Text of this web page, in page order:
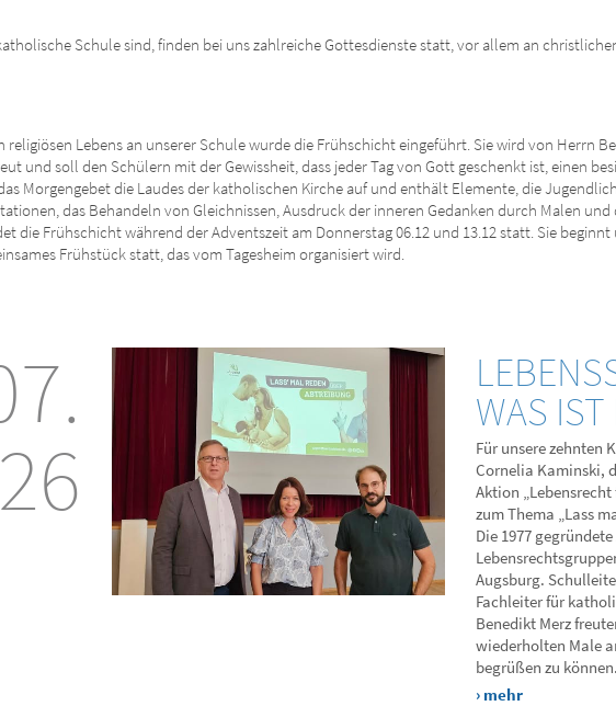
Schule sind, finden bei uns zahlreiche Gottesdienste statt, vor allem an
religiösen Lebens an unserer Schule wurde die Frühschicht eingeführt. Sie wird von Herrn
und soll den Schülern mit der Gewissheit, dass jeder Tag von Gott geschenkt ist, einen
Morgengebet die Laudes der katholischen Kirche auf und enthält Elemente, die
das Behandeln von Gleichnissen, Ausdruck der inneren Gedanken durch Malen und
die Frühschicht während der Adventszeit am Donnerstag 06.12 und 13.12 statt. Sie
Frühstück statt, das vom Tagesheim organisiert wird.
WAS IST
Für unsere zehnten
Cornelia Kaminski,
Aktion
zum Thema „Lass
Die 1977
Augsburg.
Fachleiter für
Benedikt Merz
wiederholten Male
begrüßen zu können.
› mehr